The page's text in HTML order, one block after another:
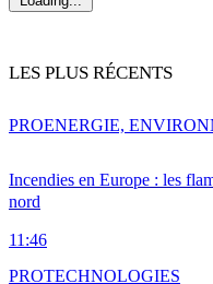
LES PLUS RÉCENTS
Incendies en Europe : les
nord
11:46
PROENERGIE,
PROTECHNOLOGIES